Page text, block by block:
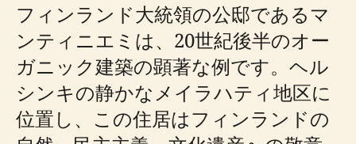
フィンランド大統領の公邸であるマ
ンティニエミは、20世紀後半のオー
ガニック建築の顕著な例です。ヘル
シンキの静かなメイラハティ地区に
位置し、この住居はフィンランドの